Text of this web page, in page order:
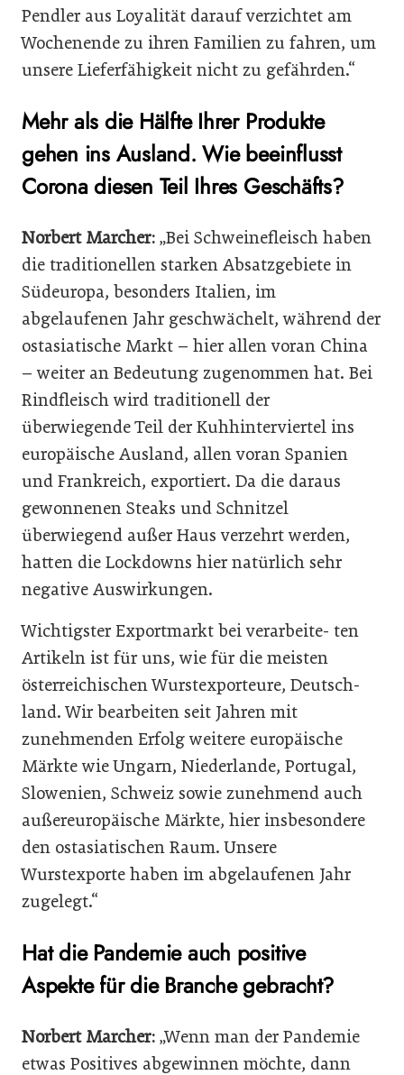
Pendler aus Loyalität darauf verzichtet am
Wochenende zu ihren Familien zu fahren, um
unsere Lieferfähigkeit nicht zu gefährden.“
Mehr als die Hälfte Ihrer Produkte
gehen ins Ausland. Wie beeinflusst
Corona diesen Teil Ihres Geschäfts?
Norbert Marcher: „Bei Schweinefleisch haben
die traditionellen starken Absatzgebiete in
Südeuropa, besonders Italien, im
abgelaufenen Jahr geschwächelt, während der
ostasiatische Markt – hier allen voran China
– weiter an Bedeutung zugenommen hat. Bei
Rindfleisch wird traditionell der
überwiegende Teil der Kuhhinterviertel ins
europäische Ausland, allen voran Spanien
und Frankreich, exportiert. Da die daraus
gewonnenen Steaks und Schnitzel
überwiegend außer Haus verzehrt werden,
hatten die Lockdowns hier natürlich sehr
negative Auswirkungen.
Wichtigster Exportmarkt bei verarbeite- ten
Artikeln ist für uns, wie für die meisten
österreichischen Wurstexporteure, Deutsch-
land. Wir bearbeiten seit Jahren mit
zunehmenden Erfolg weitere europäische
Märkte wie Ungarn, Niederlande, Portugal,
Slowenien, Schweiz sowie zunehmend auch
außereuropäische Märkte, hier insbesondere
den ostasiatischen Raum. Unsere
Wurstexporte haben im abgelaufenen Jahr
zugelegt.“
Hat die Pandemie auch positive
Aspekte für die Branche gebracht?
Norbert Marcher: „Wenn man der Pandemie
etwas Positives abgewinnen möchte, dann